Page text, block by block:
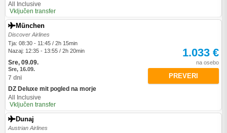
All Inclusive
Vključen transfer
München
Discover Airlines
Tja: 08:30 - 11:45 / 2h 15min
Nazaj: 12:35 - 13:55 / 2h 20min
Sre, 09.09.
Sre, 16.09.
7 dni
DZ Deluxe mit pogled na morje
All Inclusive
Vključen transfer
1.033 €
na osebo
PREVERI
Dunaj
Austrian Airlines